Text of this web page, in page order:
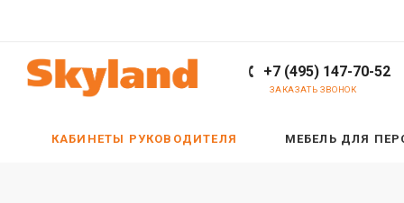
+7 (495) 147-70-52
ЗАКАЗАТЬ ЗВОНОК
КАБИНЕТЫ РУКОВОДИТЕЛЯ МЕБЕЛЬ ДЛЯ